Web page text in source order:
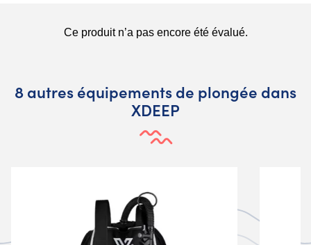
8 autres équipements de plongée dans
XDEEP